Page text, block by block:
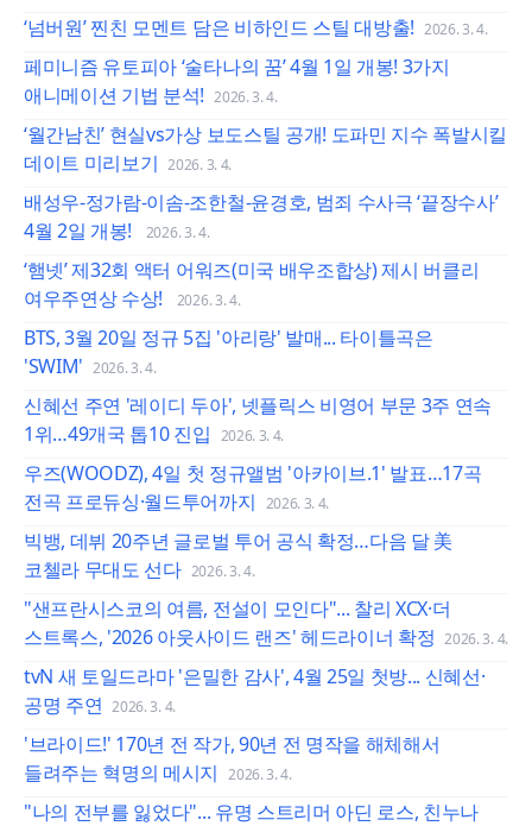
‘넘버원’ 찐친 모멘트 담은 비하인드 스틸 대방출! 2026. 3. 4.
페미니즘 유토피아 ‘술타나의 꿈’ 4월 1일 개봉! 3가지
애니메이션 기법 분석! 2026. 3. 4.
‘월간남친’ 현실vs가상 보도스틸 공개! 도파민 지수 폭발시킬
데이트 미리보기 2026. 3. 4.
배성우-정가람-이솜-조한철-윤경호, 범죄 수사극 ‘끝장수사’
4월 2일 개봉!
2026. 3. 4.
‘햄넷’ 제32회 액터 어워즈(미국 배우조합상) 제시 버클리
여우주연상 수상!
2026. 3. 4.
BTS, 3월 20일 정규 5집 '아리랑' 발매... 타이틀곡은
'SWIM' 2026. 3. 4.
신혜선 주연 '레이디 두아', 넷플릭스 비영어 부문 3주 연속
1위…49개국 톱10 진입 2026. 3. 4.
우즈(WOODZ), 4일 첫 정규앨범 '아카이브.1' 발표…17곡
전곡 프로듀싱·월드투어까지 2026. 3. 4.
빅뱅, 데뷔 20주년 글로벌 투어 공식 확정…다음 달 美
코첼라 무대도 선다 2026. 3. 4.
"샌프란시스코의 여름, 전설이 모인다"... 찰리 XCX·더
스트록스, '2026 아웃사이드 랜즈' 헤드라이너 확정 2026. 3. 4.
tvN 새 토일드라마 '은밀한 감사', 4월 25일 첫방... 신혜선·
공명 주연 2026. 3. 4.
'브라이드!' 170년 전 작가, 90년 전 명작을 해체해서
들려주는 혁명의 메시지 2026. 3. 4.
"나의 전부를 잃었다"... 유명 스트리머 아딘 로스, 친누나